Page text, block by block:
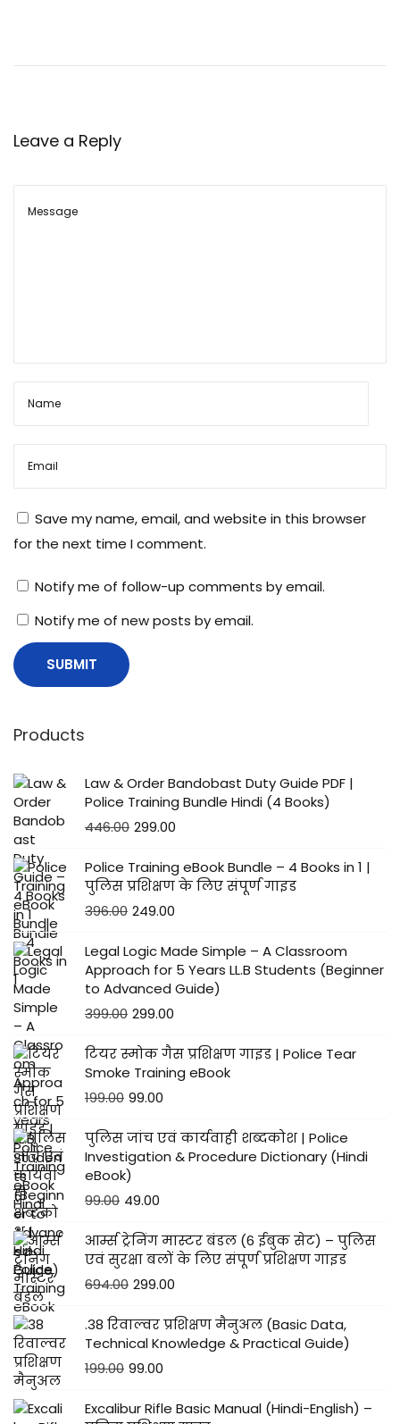
में
Leave a Reply
Save my name, email, and website in this browser
for the next time I comment.
Notify me of follow-up comments by email.
Notify me of new posts by email.
Products
Law & Order Bandobast Duty Guide PDF |
Police Training Bundle Hindi (4 Books)
446.00 299.00
Police Training eBook Bundle – 4 Books in 1 |
पुलिस प्रशिक्षण के लिए संपूर्ण गाइड
396.00 249.00
Legal Logic Made Simple – A Classroom
Approach for 5 Years LL.B Students (Beginner
to Advanced Guide)
399.00 299.00
टियर स्मोक गैस प्रशिक्षण गाइड | Police Tear
Smoke Training eBook
199.00 99.00
पुलिस जांच एवं कार्यवाही शब्दकोश | Police
Investigation & Procedure Dictionary (Hindi
eBook)
99.00 49.00
आर्म्स ट्रेनिंग मास्टर बंडल (6 ईबुक सेट) – पुलिस
एवं सुरक्षा बलों के लिए संपूर्ण प्रशिक्षण गाइड
694.00 299.00
.38 रिवाल्वर प्रशिक्षण मैनुअल (Basic Data,
Technical Knowledge & Practical Guide)
199.00 99.00
Excalibur Rifle Basic Manual (Hindi-English) –